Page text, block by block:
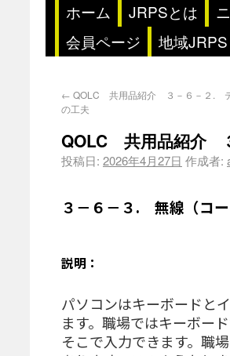
ホーム JRPSとは
会員ページ
地域
← QOLC 共用品紹介 ３－６－２.
の工夫
QOLC 共用品紹介
投稿日: 2026年4月27日 作成者:
３－６－３. 無線（コ
説明：
パソコンはキーボードと
ます。職場ではキーボー
そこで入力できます。職